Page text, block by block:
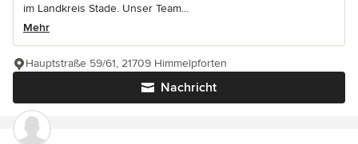
im Landkreis Stade. Unser Team...
Mehr
Nachricht
Hauptstraße 59/61, 21709 Himmelpforten